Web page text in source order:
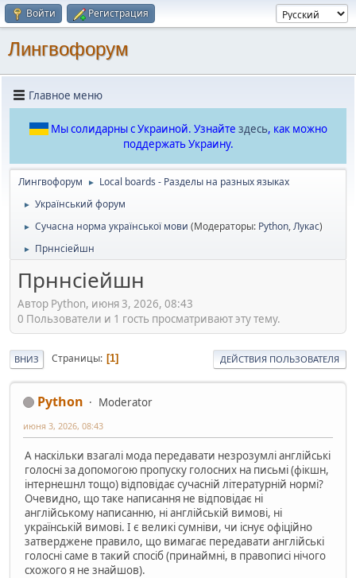
Войти Регистрация
Лингвофорум
Главное меню
Мы солидарны с Украиной. Узнайте здесь, как можно
поддержать Украину.
Лингвофорум ► Local boards - Разделы на разных языках
► Український форум
► Сучасна норма української мови (Модераторы: Python,Лукас)
► Прннсіейшн
Прннсіейшн
Автор Python, июня 3, 2026, 08:43
0 Пользователи и 1 гость просматривают эту тему.
ВНИЗ Страницы 1 ДЕЙСТВИЯ ПОЛЬЗОВАТЕЛЯ
Python Moderator
июня 3, 2026, 08:43
А наскільки взагалі мода передавати незрозумлі англійські
голосні за допомогою пропуску голосних на письмі (фікшн,
інтернешнл тощо) відповідає сучасній літературній нормі?
Очевидно, що таке написання не відповідає ні
англійському написанню, ні англійській вимові, ні
українській вимові. І є великі сумніви, чи існує офіційно
затверджене правило, що вимагає передавати англійські
голосні саме в такий спосіб (принаймні, в правописі нічого
схожого я не знайшов).